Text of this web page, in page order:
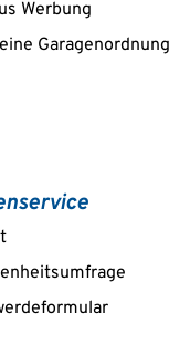
Werbung
Garagenordnung